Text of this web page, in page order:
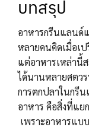
บทสรุป
อาหารกรีนแลนด์
หลายคนคิดเมื่อเ
แต่อาหารเหล่านี้
ได้นานหลายศตว
การตกปลาในกรี
อาหาร คือสิ่งที่แ
เพราะอาหารแบ